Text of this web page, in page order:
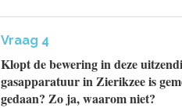
Vraag 4
Klopt de bewering in deze
gasapparatuur in Zierikzee is
gedaan? Zo ja, waarom niet?